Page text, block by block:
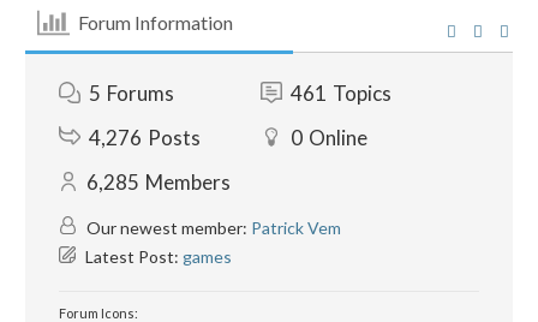
Forum Information
5 Forums 461 Topics
4,276 Posts 0 Online
6,285 Members
Our newest member: Patrick Vem
Latest Post: games
Forum Icons: